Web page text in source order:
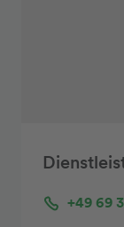
+49 69